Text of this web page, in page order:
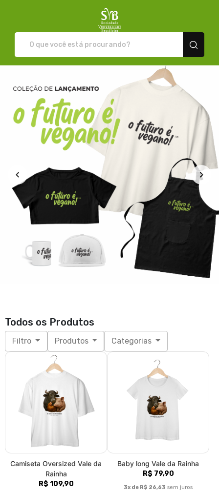
Todos os Produtos
Filtro Produtos Categorias
Camiseta Oversized Vale da
Rainha
R$ 109,90
Baby long Vale da Rainha
R$ 79,90
3x de R$ 26,63 sem juros